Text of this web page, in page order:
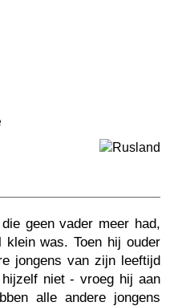
geen vader meer had,
was. Toen hij ouder
jongens van zijn leeftijd
niet - vroeg hij aan
alle andere jongens